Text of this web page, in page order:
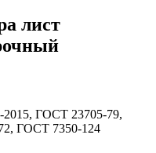
лист
ГОСТ 23705-79,
ГОСТ 7350-124